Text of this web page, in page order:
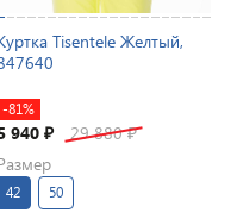
Tisentele Желтый,
-81%
940 ₽ 29 880₽
42 50